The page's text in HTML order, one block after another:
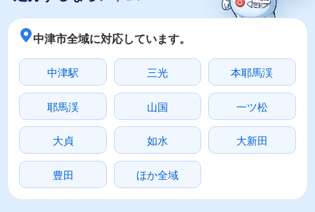
中津市全域に対応しています。
中津駅 三光 本耶馬渓
耶馬渓 山国 一ツ松
大貞 如水 大新田
豊田 ほか全域